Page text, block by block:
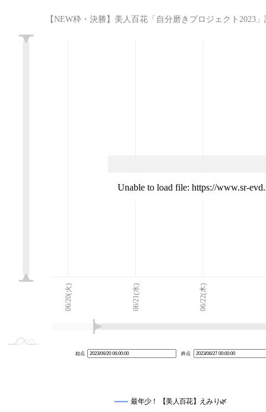
【NEW枠・決勝】美人百花「自分磨きプロジェクト2023
06/19(月)
06/20(火) 06/21(水) 06/22(木)
06/28(水)
Unable to load file: https://www.sr-
始点 終点
最年少！ 【美人百花】えみり🌿